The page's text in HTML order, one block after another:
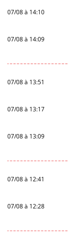
07/08 à 14:10
07/08 à 14:09
07/08 à 13:51
07/08 à 13:17
07/08 à 13:09
07/08 à 12:41
07/08 à 12:28